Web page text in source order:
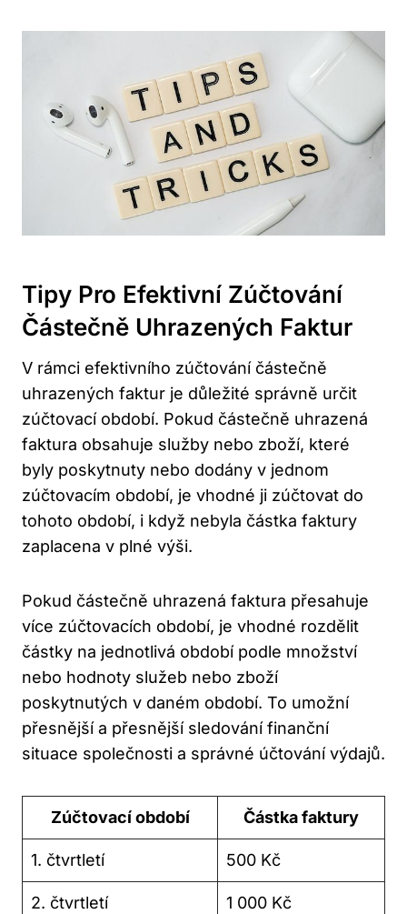
Tipy Pro Efektivní Zúčtování
Částečně Uhrazených Faktur
V rámci efektivního zúčtování částečně
uhrazených faktur je důležité správně určit
zúčtovací období. Pokud částečně uhrazená
faktura obsahuje služby nebo zboží, které
byly poskytnuty nebo dodány v jednom
zúčtovacím období, je vhodné ji zúčtovat do
tohoto období, i když nebyla částka faktury
zaplacena v plné výši.
Pokud částečně uhrazená faktura přesahuje
více zúčtovacích období, je vhodné rozdělit
částky na jednotlivá období podle množství
nebo hodnoty služeb nebo zboží
poskytnutých v daném období. To umožní
přesnější a přesnější sledování finanční
situace společnosti a správné účtování výdajů.
Zúčtovací období Částka faktury
1. čtvrtletí 500 Kč
2. čtvrtletí 1 000 Kč